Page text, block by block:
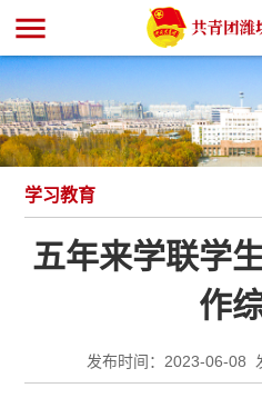
menu
学习教育
五年来学联学
作
发布时间：2023-06-08